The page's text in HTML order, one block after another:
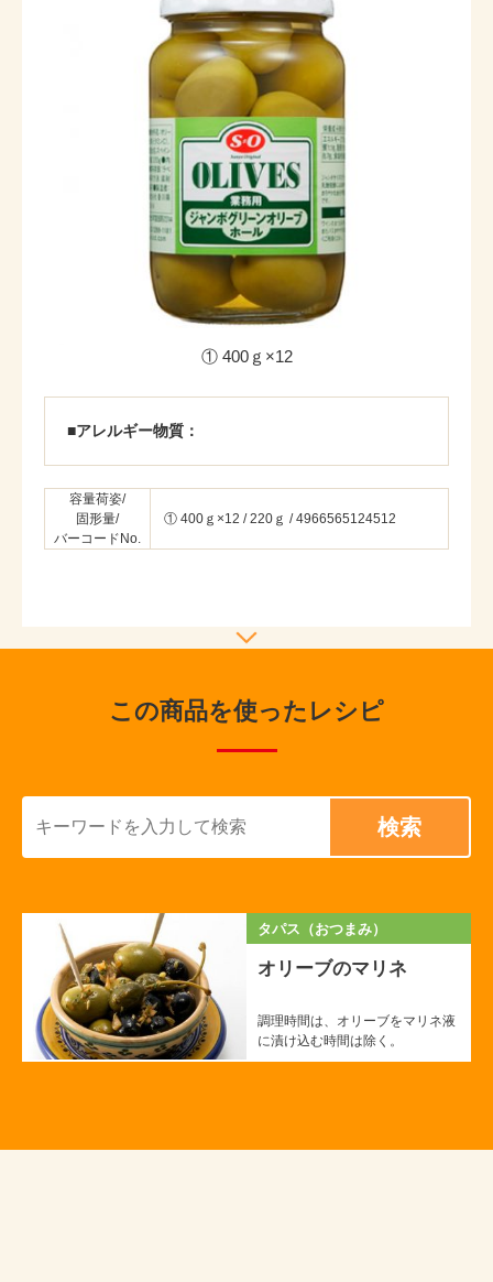
① 400ｇ×12
■アレルギー物質：
容量荷姿/
固形量/
バーコードNo.
① 400ｇ×12 / 220ｇ / 4966565124512
この商品を使ったレシピ
タパス（おつまみ）
オリーブのマリネ
調理時間は、オリーブをマリネ液
に漬け込む時間は除く。